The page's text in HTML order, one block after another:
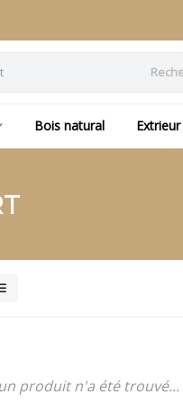
Bois natural Extrieur
produit n'a été trouvé...